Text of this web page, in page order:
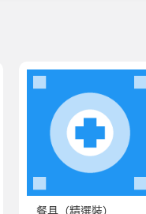
餐具（精選裝）